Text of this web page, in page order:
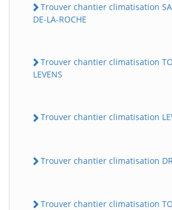
Trouver chantier climatisation
DE-LA-ROCHE
Trouver chantier climatisation
LEVENS
Trouver chantier climatisation
Trouver chantier climatisation
Trouver chantier climatisation